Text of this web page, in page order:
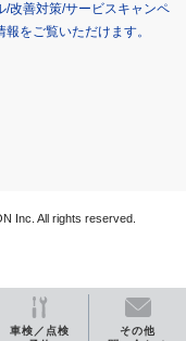
車検／点検
その他
/改善対策/サービスキャンペ
報をご覧いただけます。
Inc. All rights reserved.